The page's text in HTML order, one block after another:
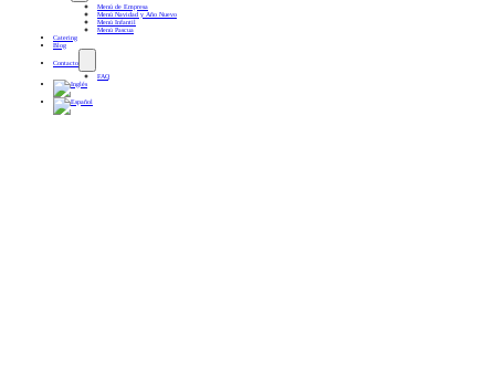
Menú de Empresa
Menú Navidad y Año Nuevo
Menú Infantil
Menú Pascua
Catering
Blog
Contacto
FAQ